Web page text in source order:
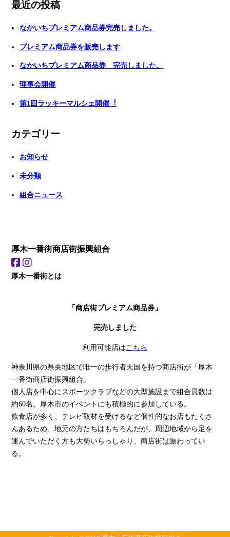
最近の投稿
なかいちプレミアム商品券完売しました。
プレミアム商品券を販売します
なかいちプレミアム商品券 完売しました。
理事会開催
第1回ラッキーマルシェ開催︕
カテゴリー
お知らせ
未分類
組合ニュース
厚木一番街商店街振興組合
厚木一番街とは
「商店街プレミアム商品券」
完売しました
利用可能店はこちら
神奈川県の県央地区で唯一の歩行者天国を持つ商店街が「厚木
一番街商店街振興組合。
個人店を中心にスポーツクラブなどの大型施設まで組合員数は
約60名。厚木市のイベントにも積極的に参加している。
飲食店が多く、テレビ取材を受けるなど個性的なお店もたくさ
んあるため、地元の方たちはもちろんだが、周辺地域から足を
運んでいただく方も大勢いらっしゃり、商店街は賑わってい
る。